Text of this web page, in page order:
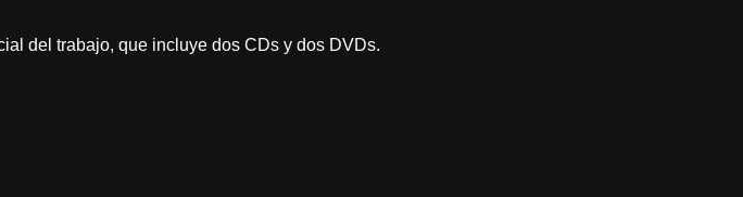
del trabajo, que incluye dos CDs y dos DVDs.